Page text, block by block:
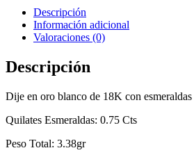
Descripción
Información adicional
Valoraciones (0)
Descripción
Dije en oro blanco de 18K con esmeraldas
Quilates Esmeraldas: 0.75 Cts
Peso Total: 3.38gr